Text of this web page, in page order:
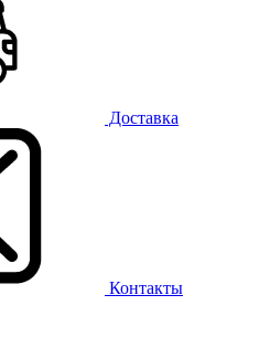
Доставка
Контакты